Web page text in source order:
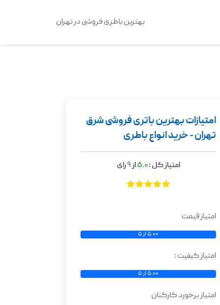
بهترین باطری فروشی در تهران
امتیازات بهترین باتری فروشی شرق
تهران - خرید انواع باطری
امتیاز کل :5.0از9رای
امتیاز قیمت
5.00 از 5
امتیاز کیفیت :
5.00 از 5
امتیاز برخورد کارکنان